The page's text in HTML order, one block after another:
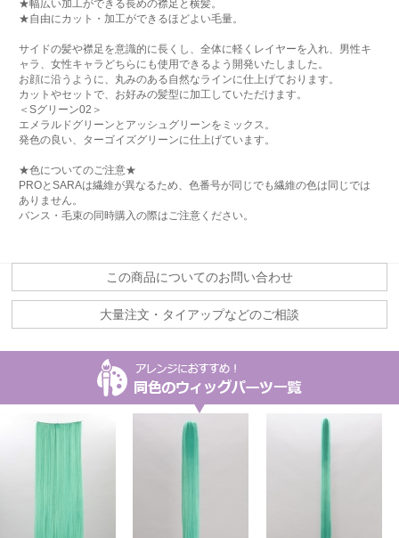
★幅広い加工ができる長めの襟足と横髪。
★自由にカット・加工ができるほどよい毛量。
サイドの髪や襟足を意識的に長くし、全体に軽くレイヤーを入れ、男性キ
ャラ、女性キャラどちらにも使用できるよう開発いたしました。
お顔に沿うように、丸みのある自然なラインに仕上げております。
カットやセットで、お好みの髪型に加工していただけます。
＜Sグリーン02＞
エメラルドグリーンとアッシュグリーンをミックス。
発色の良い、ターゴイズグリーンに仕上げています。
★色についてのご注意★
PROとSARAは繊維が異なるため、色番号が同じでも繊維の色は同じでは
ありません。
バンス・毛束の同時購入の際はご注意ください。
この商品についてのお問い合わせ
大量注文・タイアップなどのご相談